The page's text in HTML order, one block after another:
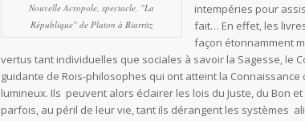
Nouvelle Acropole, spectacle, "La
République" de Platon à Biarritz
intempéries pour
fait… En effet, les
façon étonnamment
vertus tant individuelles que sociales à savoir la Sagesse, le
guidante de Rois-philosophes qui ont atteint la Connaissance
lumineux. Ils peuvent alors éclairer les lois du Juste, du Bon
parfois, au péril de leur vie, tant ils dérangent les systèmes